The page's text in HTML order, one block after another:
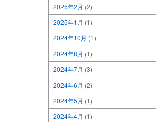
2025年2月 (2)
2025年1月 (1)
2024年10月 (1)
2024年8月 (1)
2024年7月 (3)
2024年6月 (2)
2024年5月 (1)
2024年4月 (1)